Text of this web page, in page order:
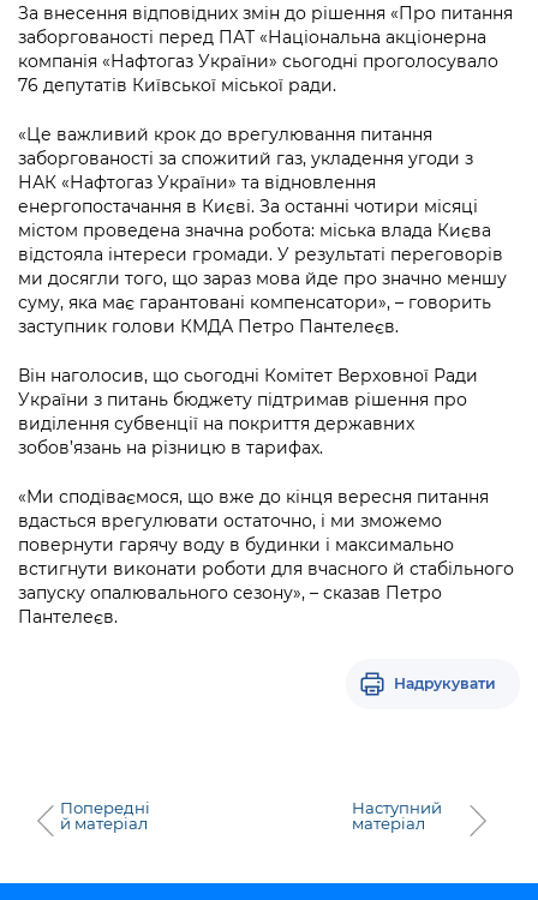
Підприємства, установи, організації
Kyiv International Relations
Гендерна політика
Безбар'єрність
Київська міська військова адміністрація
Портал Захисників та Захисниць
Безбар'єрність
Портал послуг
Міський застосунок Київ Цифровий
Важливе під час воєнного стану
Уряд» – місцевий рівень»
Важливе під час воєнного стану
Про відкриті дані
Портал даних Києва
Публічні дашборди
За внесення відповідних змін до рішення «Про питання
заборгованості перед ПАТ «Національна акціонерна
компанія «Нафтогаз України» сьогодні проголосувало
76 депутатів Київської міської ради.
«Це важливий крок до врегулювання питання
заборгованості за спожитий газ, укладення угоди з
НАК «Нафтогаз України» та відновлення
енергопостачання в Києві. За останні чотири місяці
містом проведена значна робота: міська влада Києва
відстояла інтереси громади. У результаті переговорів
ми досягли того, що зараз мова йде про значно меншу
суму, яка має гарантовані компенсатори», – говорить
заступник голови КМДА Петро Пантелеєв.
Він наголосив, що сьогодні Комітет Верховної Ради
України з питань бюджету підтримав рішення про
виділення субвенції на покриття державних
зобов’язань на різницю в тарифах.
«Ми сподіваємося, що вже до кінця вересня питання
вдасться врегулювати остаточно, і ми зможемо
повернути гарячу воду в будинки і максимально
встигнути виконати роботи для вчасного й стабільного
запуску опалювального сезону», – сказав Петро
Пантелеєв.
Надрукувати
Попередні
й матеріал
Наступний
матеріал